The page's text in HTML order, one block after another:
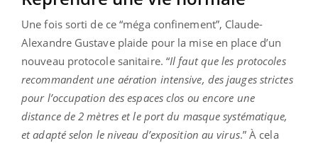
Une fois sorti de ce “méga confinement”, Claude-
Alexandre Gustave plaide pour la mise en place d’un
nouveau protocole sanitaire. “Il faut que les protocoles
recommandent une aération intensive, des jauges strictes
pour l’occupation des espaces clos ou encore une
distance de 2 mètres et le port du masque systématique,
et adapté selon le niveau d’exposition au virus.” À cela